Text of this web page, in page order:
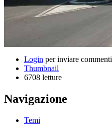
Login per inviare commenti
Thumbnail
6708 letture
Navigazione
Temi